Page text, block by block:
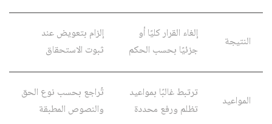
النتيجة
إلغاء القرار كليًا أو
جزئيًا بحسب الحكم
إلزام بتعويض عند
ثبوت الاستحقاق
المواعيد
ترتبط غالبًا بمواعيد
تظلم ورفع محددة
تُراجع بحسب نوع الحق
والنصوص المطبقة